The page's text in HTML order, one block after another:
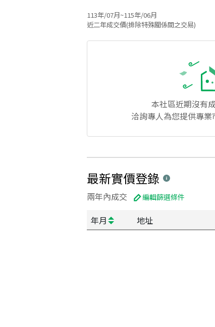
113年/07月~115年/06月
近二年成交價(排除特殊關係間之交易)
本社區近期沒有
洽詢專人為您提供專業
最新實價登錄
兩年內成交 編輯篩選條件
年月 地址